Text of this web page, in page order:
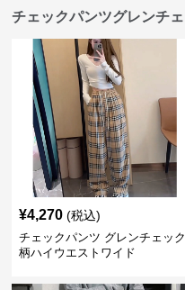
チェックパンツグレンチ
¥4,270 (税込)
チェックパンツ グレンチェック
柄ハイウエストワイド